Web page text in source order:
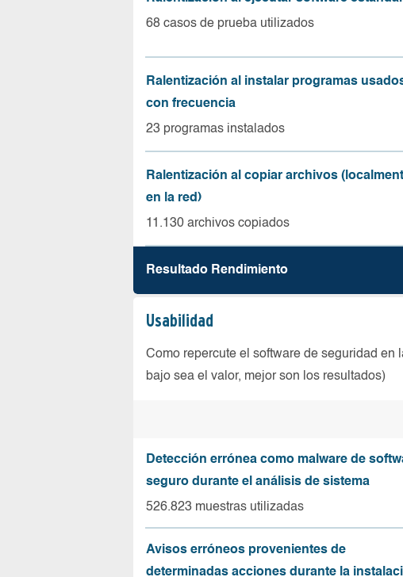
68 casos de prueba utilizados
Ralentización al instalar programas
con frecuencia
23 programas instalados
Ralentización al copiar archivos
en la red)
11.130 archivos copiados
Resultado Rendimiento
Usabilidad
Como repercute el software de seguridad
bajo sea el valor, mejor son los resultados)
Detección errónea como malware de
seguro durante el análisis de sistema
526.823 muestras utilizadas
Avisos erróneos provenientes de
determinadas acciones durante la